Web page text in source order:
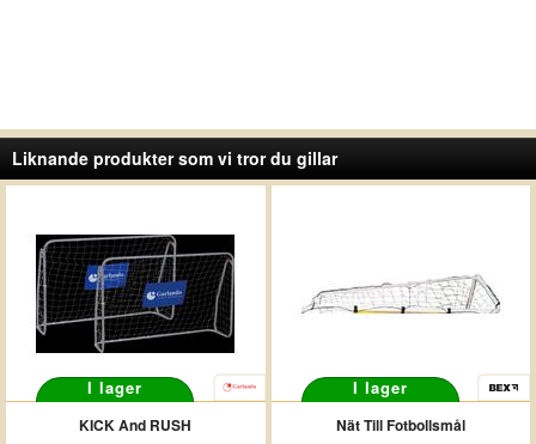
Liknande produkter som vi tror du gillar
I lager
KICK And RUSH
I lager
Nät Till Fotbollsmål